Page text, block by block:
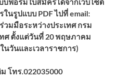
นรูปแบบ PDF ไปที่ email:
วมมือระหว่างประเทศ กรม
ศ ตั้งแต่วันที่ 20 พฤษภาคม
นวันและเวลาราชการ)
โทร.022035000